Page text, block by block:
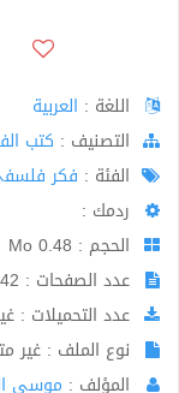
اللغة : العربية
اﻟﺘﺼﻨﻴﻒ : كتب
الفئة : فكر
ردمك :
الحجم : 0.48 Mo
عدد الصفحات : 42
عدد التحميلات :
نوع الملف : غير
المؤلف : موسى